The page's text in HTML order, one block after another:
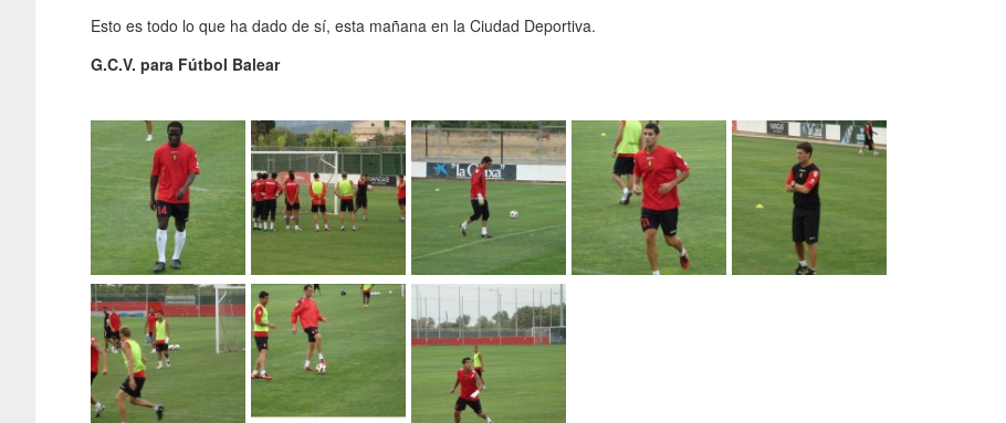
Esto es todo lo que ha dado de sí, esta mañana en la Ciudad Deportiva.
G.C.V. para Fútbol Balear